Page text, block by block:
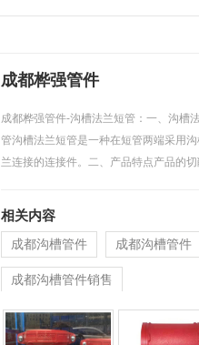
成都桦强管件
成都桦强管件-沟槽法兰短管：一、沟槽
管沟槽法兰短管是一种在短管两端采用沟
兰连接的连接件。二、产品特点产品的
相关内容
成都沟槽管件 成都沟槽管件
成都沟槽管件销售